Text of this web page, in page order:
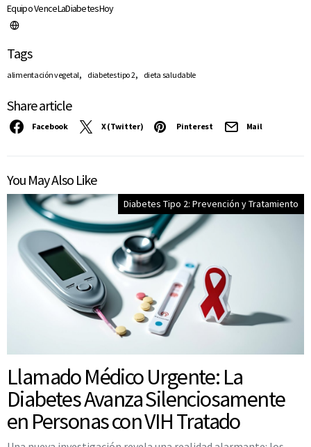
Equipo VenceLaDiabetesHoy
Tags
alimentación vegetal, diabetes tipo 2, dieta saludable
Share article
Facebook X (Twitter) Pinterest Mail
You May Also Like
Diabetes Tipo 2: Prevención y Tratamiento
Llamado Médico Urgente: La
Diabetes Avanza Silenciosamente
en Personas con VIH Tratado